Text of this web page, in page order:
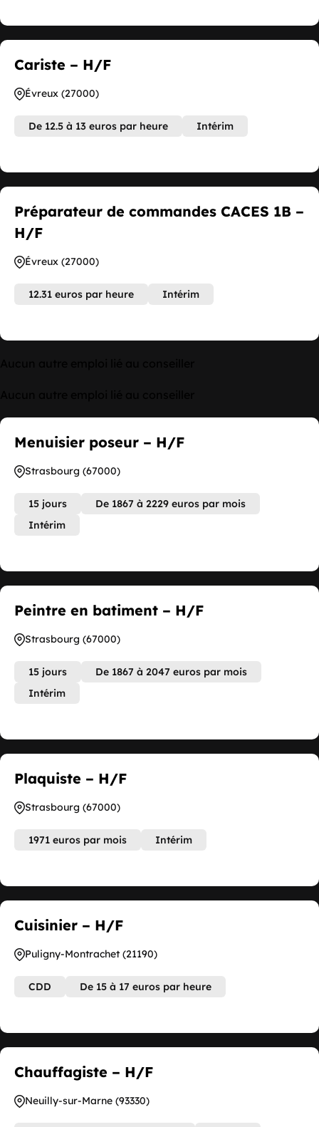
Cariste – H/F
Évreux (27000)
De 12.5 à 13 euros par heure Intérim
Préparateur de commandes CACES 1B –
H/F
Évreux (27000)
12.31 euros par heure Intérim
Menuisier poseur – H/F
Strasbourg (67000)
15 jours
De 1867 à 2229 euros par mois
Intérim
Peintre en batiment – H/F
Strasbourg (67000)
15 jours
De 1867 à 2047 euros par mois
Intérim
Plaquiste – H/F
Strasbourg (67000)
1971 euros par mois Intérim
Cuisinier – H/F
Puligny-Montrachet (21190)
CDD De 15 à 17 euros par heure
Chauffagiste – H/F
Neuilly-sur-Marne (93330)